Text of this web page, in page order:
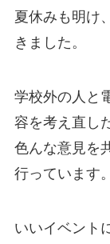
夏休みも明け
きました。
学校外の人と
容を考え直し
色んな意見を
行っています。
いいイベント